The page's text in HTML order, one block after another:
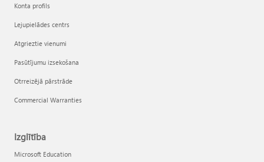
Konta profils
Lejupielādes centrs
Atgrieztie vienumi
Pasūtījumu izsekošana
Otrreizējā pārstrāde
Commercial Warranties
Izglītība
Microsoft Education